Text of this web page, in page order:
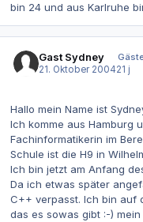
bin 24 und aus Karlruhe
Gast Sydney
21. Oktober 200421 j
Hallo mein Name ist
Ich komme aus Hamburg
Fachinformatikerin im
Schule ist die H9 in
Ich bin jetzt am Anfang
Da ich etwas später
C++ verpasst. Ich bin auf
das es sowas gibt :-)